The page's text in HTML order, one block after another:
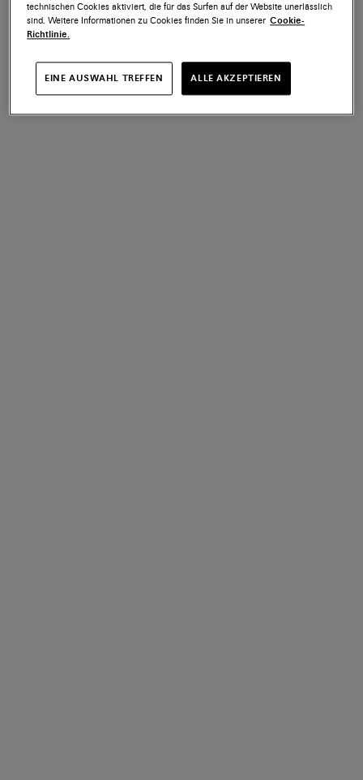
technischen Cookies aktiviert, die für das Surfen auf der Website unerlässlich
sind. Weitere Informationen zu Cookies finden Sie in unserer Cookie-
Richtlinie.
EINE AUSWAHL TREFFEN ALLE AKZEPTIEREN